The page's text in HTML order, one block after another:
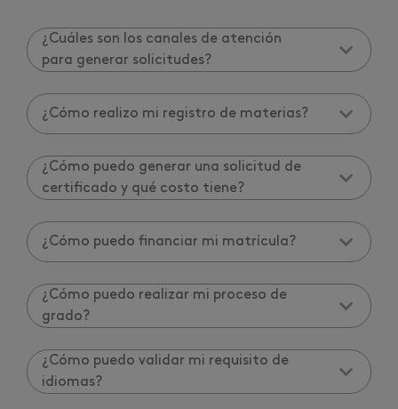
¿Cuáles son los canales de atención
para generar solicitudes?
¿Cómo realizo mi registro de materias?
¿Cómo puedo generar una solicitud de
certificado y qué costo tiene?
¿Cómo puedo financiar mi matrícula?
¿Cómo puedo realizar mi proceso de
grado?
¿Cómo puedo validar mi requisito de
idiomas?